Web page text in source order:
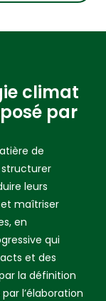
climat
par
de
leurs
maîtriser
en
qui
et des
la définition
l’élaboration